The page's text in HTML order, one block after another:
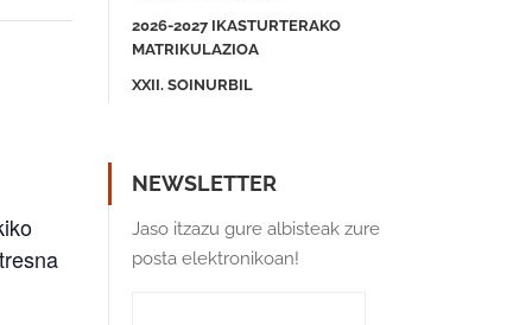
2026-2027 IKASTURTERAKO
MATRIKULAZIOA
XXII. SOINURBIL
NEWSLETTER
Jaso itzazu gure albisteak zure
posta elektronikoan!